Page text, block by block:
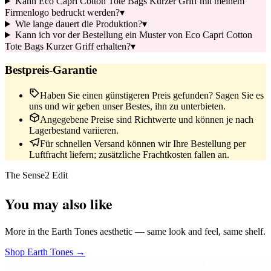
Firmenlogo bedruckt werden?▾
Wie lange dauert die Produktion?▾
Kann ich vor der Bestellung ein Muster von Eco Capri Cotton
Tote Bags Kurzer Griff erhalten?▾
Bestpreis-Garantie
Haben Sie einen günstigeren Preis gefunden? Sagen Sie es
uns und wir geben unser Bestes, ihn zu unterbieten.
Angegebene Preise sind Richtwerte und können je nach
Lagerbestand variieren.
Für schnellen Versand können wir Ihre Bestellung per
Luftfracht liefern; zusätzliche Frachtkosten fallen an.
The Sense2 Edit
You may also like
More in the Earth Tones aesthetic — same look and feel, same shelf.
Shop Earth Tones →